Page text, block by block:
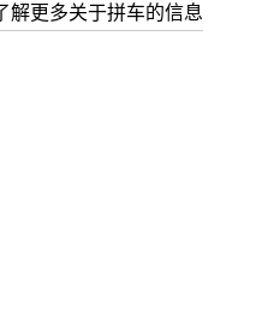
解更多关于拼车的信息